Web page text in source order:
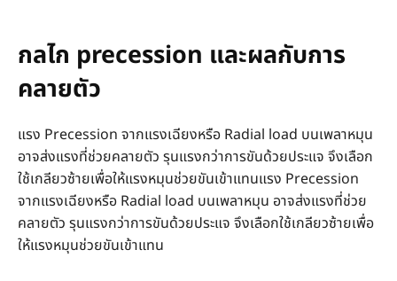
กลไก precession และผลกับการ
คลายตัว
แรง Precession จากแรงเฉียงหรือ Radial load บนเพลาหมุน
อาจส่งแรงที่ช่วยคลายตัว รุนแรงกว่าการขันด้วยประแจ จึงเลือก
ใช้เกลียวซ้ายเพื่อให้แรงหมุนช่วยขันเข้าแทนแรง Precession
จากแรงเฉียงหรือ Radial load บนเพลาหมุน อาจส่งแรงที่ช่วย
คลายตัว รุนแรงกว่าการขันด้วยประแจ จึงเลือกใช้เกลียวซ้ายเพื่อ
ให้แรงหมุนช่วยขันเข้าแทน